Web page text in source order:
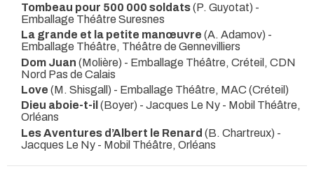
Tombeau pour 500 000 soldats(P. Guyotat) -
Emballage Théâtre Suresnes
La grande et la petite manœuvre (A. Adamov) -
Emballage Théâtre, Théâtre de Gennevilliers
Dom Juan (Molière) - Emballage Théâtre, Créteil, CDN
Nord Pas de Calais
Love (M. Shisgall) - Emballage Théâtre, MAC (Créteil)
Dieu aboie-t-il (Boyer) - Jacques Le Ny - Mobil Théâtre,
Orléans
Les Aventures d’Albert le Renard (B. Chartreux) -
Jacques Le Ny - Mobil Théâtre, Orléans